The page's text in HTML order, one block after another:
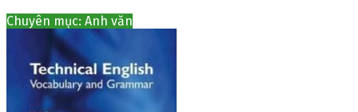
Chuyên mục: Anh văn